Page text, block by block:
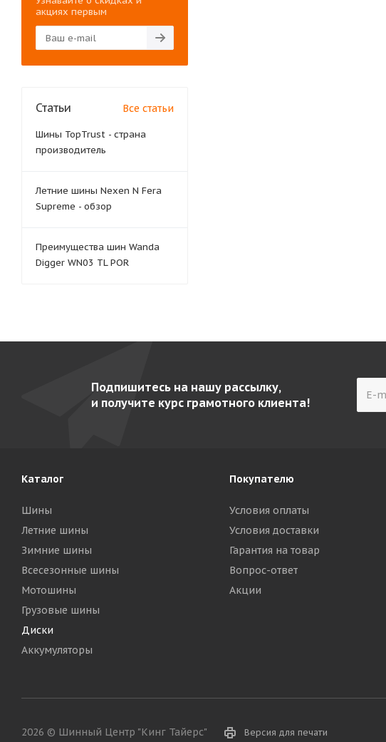
акциях первым
Статьи Все статьи
Шины TopTrust - страна
производитель
Летние шины Nexen N Fera
Supreme - обзор
Преимущества шин Wanda
Digger WN03 TL POR
Подпишитесь на нашу рассылку,
и получите курс грамотного клиента!
Каталог
Шины
Летние шины
Зимние шины
Всесезонные шины
Мотошины
Грузовые шины
Диски
Аккумуляторы
Покупателю
Условия оплаты
Условия доставки
Гарантия на товар
Вопрос-ответ
Акции
2026 © Шинный Центр "Кинг Тайерс" Версия для печати